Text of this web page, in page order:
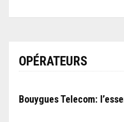
OPÉRATEURS
Bouygues Telecom: